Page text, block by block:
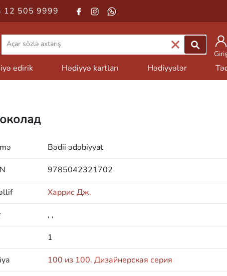
12 505 9999
Giriş
edirik Hədiyyə kartları Hədiyyələr
Bədii ədəbiyyat
9785042321702
Харрис Дж.
, ,
1
100 из 100. Дизайнерская серия